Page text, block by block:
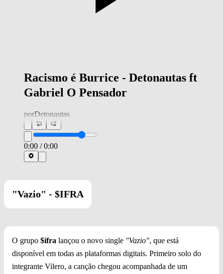
Racismo é Burrice - Detonautas ft
Gabriel O Pensador
porDetonautas
0:00 /0:00
"Vazio" - $IFRA
O grupo $ifra lançou o novo single "Vazio", que está
disponível em todas as plataformas digitais. Primeiro solo do
integrante Vilero, a canção chegou acompanhada de um